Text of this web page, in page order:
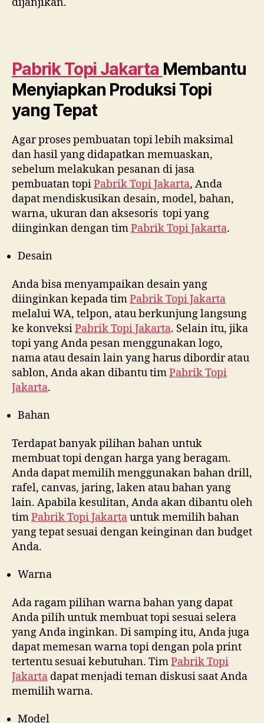
Pabrik Topi Jakarta Membantu
Menyiapkan Produksi Topi
yang Tepat
Agar proses pembuatan topi lebih maksimal
dan hasil yang didapatkan memuaskan,
sebelum melakukan pesanan di jasa
pembuatan topiPabrik Topi Jakarta, Anda
dapat mendiskusikan desain, model, bahan,
warna, ukuran dan aksesoris topi yang
diinginkan dengan timPabrik Topi Jakarta.
Desain
Anda bisa menyampaikan desain yang
diinginkan kepada timPabrik Topi Jakarta
melalui WA, telpon, atau berkunjung langsung
ke konveksiPabrik Topi Jakarta. Selain itu, jika
topi yang Anda pesan menggunakan logo,
nama atau desain lain yang harus dibordir atau
sablon, Anda akan dibantu timPabrik Topi
Jakarta.
Bahan
Terdapat banyak pilihan bahan untuk
membuat topi dengan harga yang beragam.
Anda dapat memilih menggunakan bahan drill,
rafel, canvas, jaring, laken atau bahan yang
lain. Apabila kesulitan, Anda akan dibantu oleh
timPabrik Topi Jakartauntuk memilih bahan
yang tepat sesuai dengan keinginan dan budget
Anda.
Warna
Ada ragam pilihan warna bahan yang dapat
Anda pilih untuk membuat topi sesuai selera
yang Anda inginkan. Di samping itu, Anda juga
dapat memesan warna topi dengan pola print
tertentu sesuai kebutuhan. TimPabrik Topi
Jakarta dapat menjadi teman diskusi saat Anda
memilih warna.
Model